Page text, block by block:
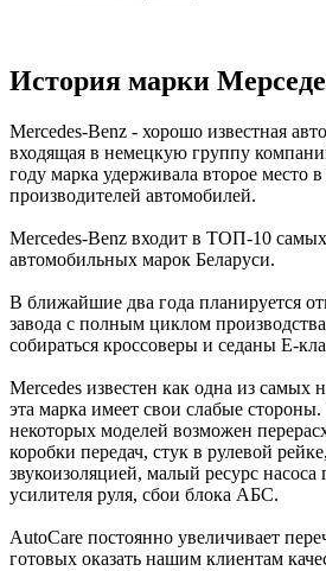
История марки
Mercedes-Benz - хорошо известная
входящая в немецкую группу
году марка удерживала второе место
производителей автомобилей.
Mercedes-Benz входит в ТОП-10
автомобильных марок Беларуси.
В ближайшие два года планируется
завода с полным циклом
собираться кроссоверы и седаны Е-
Mercedes известен как одна из
эта марка имеет свои слабые
некоторых моделей возможен
коробки передач, стук в рулевой
звукоизоляцией, малый ресурс насоса
усилителя руля, сбои блока АБС.
AutoCare постоянно увеличивает
готовых оказать нашим клиентам